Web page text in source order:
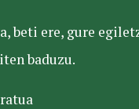
beti ere, gure
baduzu.